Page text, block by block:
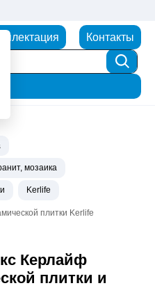
Контакты
мозаика
Kerlife
плитки Kerlife
Керлайф
плитки и